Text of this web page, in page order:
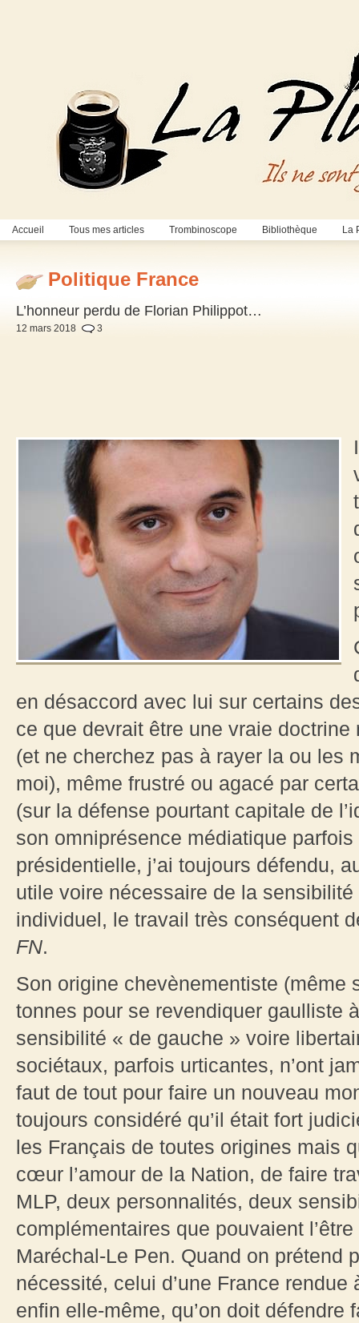
Accueil Tous mes articles Trombinoscope Bibliothèque La
Politique France
L’honneur perdu de Florian Philippot…
12 mars 2018 3
en désaccord avec lui sur certains
ce que devrait être une vraie
(et ne cherchez pas à rayer la ou les
moi), même frustré ou agacé par
(sur la défense pourtant capitale de
son omniprésence médiatique
présidentielle, j’ai toujours défendu,
utile voire nécessaire de la
individuel, le travail très conséquent
FN.
Son origine chevènementiste (même
tonnes pour se revendiquer gaulliste
sensibilité « de gauche » voire
sociétaux, parfois urticantes, n’ont
faut de tout pour faire un nouveau
toujours considéré qu’il était fort
les Français de toutes origines mais
cœur l’amour de la Nation, de faire
MLP, deux personnalités, deux
complémentaires que pouvaient
Maréchal-Le Pen. Quand on prétend
nécessité, celui d’une France
enfin elle-même, qu’on doit défendre